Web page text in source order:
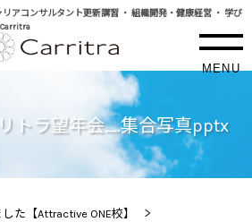
アコンサルタント更新講習 ・ 組織開発・健康経営 ・ 学び
MENU
トラ望年会_.集合写真pptx
た【Attractive ONE校】 >